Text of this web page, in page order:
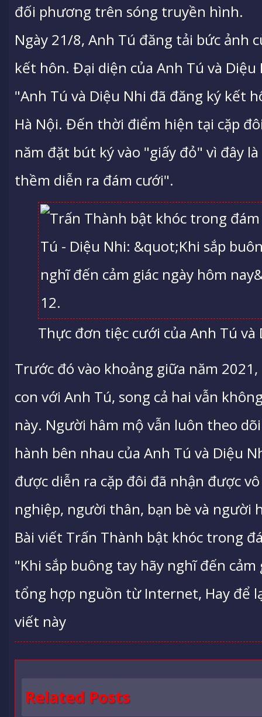
đối phương trên sóng truyền hình.
Ngày 21/8, Anh Tú đăng tải bức ảnh
kết hôn. Đại diện của Anh Tú và
"Anh Tú và Diệu Nhi đã đăng ký kết
Hà Nội. Đến thời điểm hiện tại cặp
năm đặt bút ký vào "giấy đỏ" vì đây
thềm diễn ra đám cưới".
Thực đơn tiệc cưới của Anh Tú và
Trước đó vào khoảng giữa năm
con với Anh Tú, song cả hai vẫn
này. Người hâm mộ vẫn luôn theo
hành bên nhau của Anh Tú và Diệu
được diễn ra cặp đôi đã nhận được
nghiệp, người thân, bạn bè và người
Bài viết Trấn Thành bật khóc trong
"Khi sắp buông tay hãy nghĩ đến
tổng hợp nguồn từ Internet, Hay để
viết này
Related Posts